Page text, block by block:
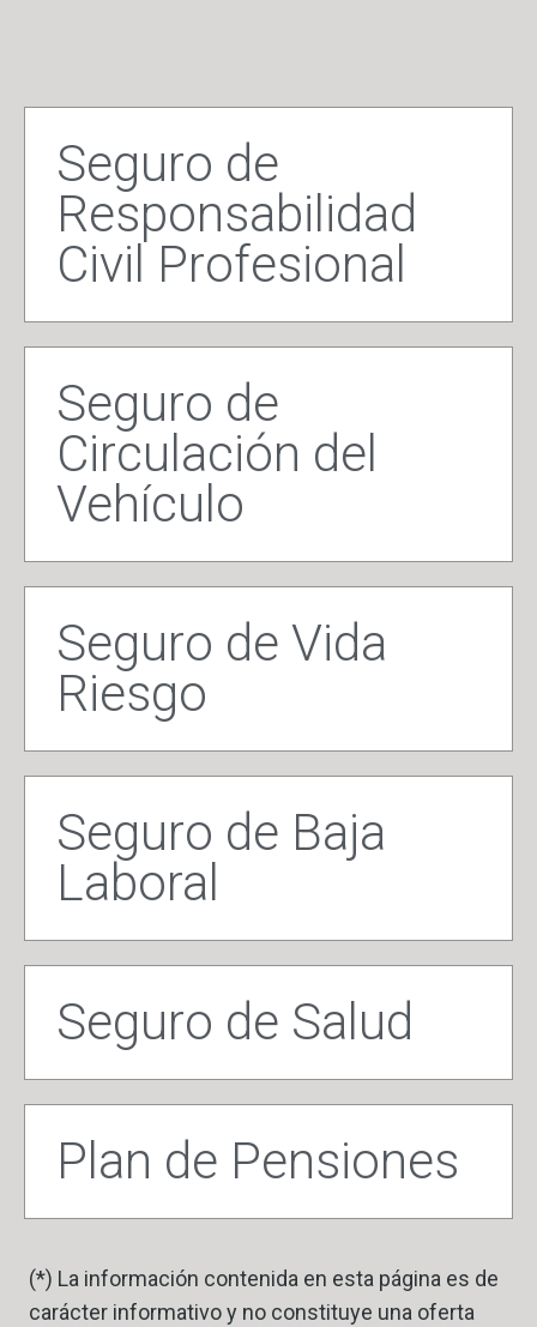
Seguro de
Responsabilidad
Civil Profesional
Seguro de
Circulación del
Vehículo
Seguro de Vida
Riesgo
Seguro de Baja
Laboral
Seguro de Salud
Plan de Pensiones
(*) La información contenida en esta página es de
carácter informativo y no constituye una oferta